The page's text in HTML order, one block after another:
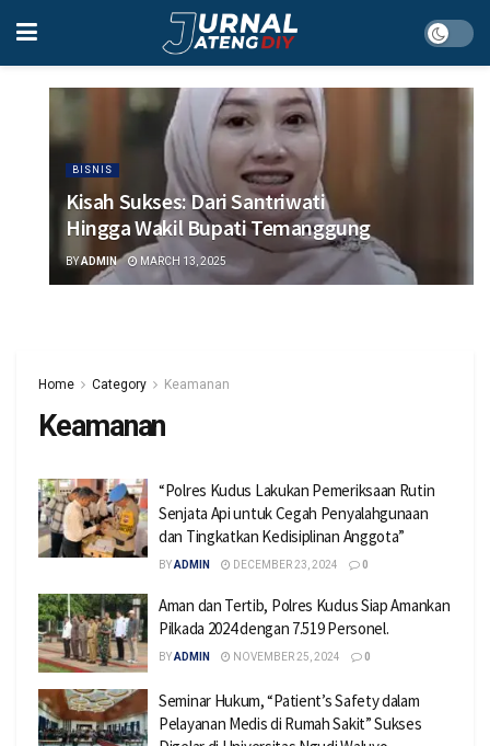
BISNIS
Kisah Sukses: Dari Santriwati
Hingga Wakil Bupati Temanggung
BYADMIN MARCH 13, 2025
Home Category Keamanan
Keamanan
“Polres Kudus Lakukan Pemeriksaan Rutin
Senjata Api untuk Cegah Penyalahgunaan
dan Tingkatkan Kedisiplinan Anggota”
BYADMIN DECEMBER 23, 2024 0
Aman dan Tertib, Polres Kudus Siap Amankan
Pilkada 2024 dengan 7.519 Personel.
BYADMIN NOVEMBER 25, 2024 0
Seminar Hukum, “Patient’s Safety dalam
Pelayanan Medis di Rumah Sakit” Sukses